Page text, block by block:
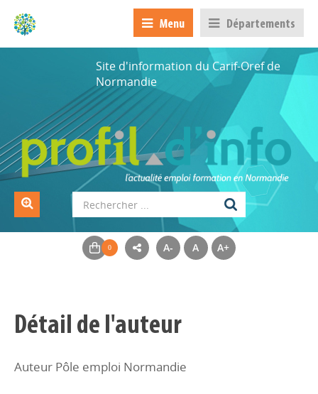
Menu Départements
Site d'information du Carif-Oref de
Normandie
A- A A+
Détail de l'auteur
Auteur Pôle emploi Normandie